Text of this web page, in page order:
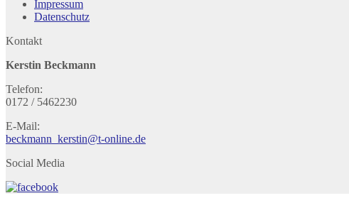
Impressum
Datenschutz
Kontakt
Kerstin Beckmann
Telefon:
0172 / 5462230
E-Mail:
beckmann_kerstin@t-online.de
Social Media